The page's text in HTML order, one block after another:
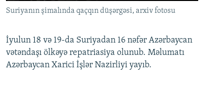
Suriyanın şimalında qaçqın düşərgəsi, arxiv fotosu
İyulun 18 və 19-da Suriyadan 16 nəfər Azərbaycan
vətəndaşı ölkəyə repatriasiya olunub. Məlumatı
Azərbaycan Xarici İşlər Nazirliyi yayıb.